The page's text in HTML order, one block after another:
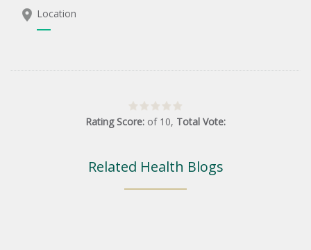
Location
Rating Score: of 10, Total Vote:
Related Health Blogs